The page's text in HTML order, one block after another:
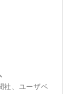
社、ユーザベ